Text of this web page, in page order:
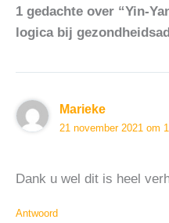
1 gedachte over “Yin-
logica bij
Marieke
21 november 2021 om
Dank u wel dit is heel
Antwoord